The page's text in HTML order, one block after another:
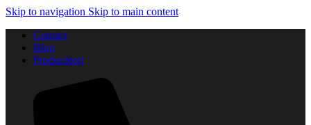
Skip to navigation Skip to main content
Contact
Blog
Producători